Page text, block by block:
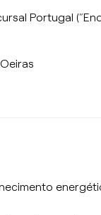
Portugal